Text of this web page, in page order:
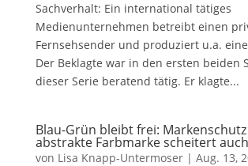
Sachverhalt: Ein international tätiges
Medienunternehmen betreibt einen
Fernsehsender und produziert u.a. eine
Der Beklagte war in den ersten beiden
dieser Serie beratend tätig. Er klagte...
Blau-Grün bleibt frei:
abstrakte Farbmarke scheitert
von Lisa Knapp-Untermoser| Aug. 13,